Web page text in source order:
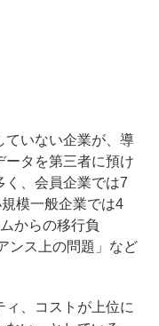
いない企業が、導
ータを第三者に預け
く、会員企業では7
模一般企業では4
からの移行負
ンス上の問題」など
、コストが上位に